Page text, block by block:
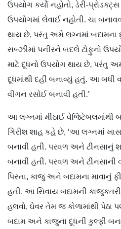
ઉપયોગ કર્યો નહોતો, ડેરી-
ઉપયોગમાં લેવાઈ નહોતી. ચા
થાય છે, પરંતુ અમે લગ્નમાં બદામના
સબ્ઝીમાં પનીરને બદલે ટોફુનો
માટે દૂધનો ઉપયોગ થાય છે, પરંતુ
દૂધમાંથી દહીં બનાવ્યું હતું. આ
વીગન રસોઈ બનાવી હતી.’
આ લગ્નમાં મીઠાઈ વેજિટેબલમાંથી
ગિરીશ શાહ કહે છે, ‘આ લગ્નમાં
બનાવી હતી. પરવળ અને ટીનસાનું
બનાવી હતી. પરવળ અને ટીનસાની
પિસ્તા, કાજુ અને બદામના માવાનું
હતી. આ સિવાય બદામની
હલવો, ઘેવર તેમ જ કોળામાંથી પેઠા
બદામ અને કાજુના દૂધની કુલ્ફી